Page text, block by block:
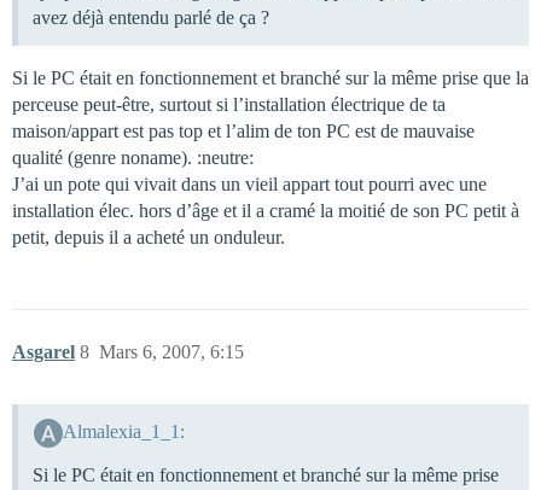
avez déjà entendu parlé de ça ?
Si le PC était en fonctionnement et branché sur la même prise que la
perceuse peut-être, surtout si l’installation électrique de ta
maison/appart est pas top et l’alim de ton PC est de mauvaise
qualité (genre noname). :neutre:
J’ai un pote qui vivait dans un vieil appart tout pourri avec une
installation élec. hors d’âge et il a cramé la moitié de son PC petit à
petit, depuis il a acheté un onduleur.
Asgarel Mars 6, 2007, 6:15
8
Almalexia_1_1:
Si le PC était en fonctionnement et branché sur la même prise